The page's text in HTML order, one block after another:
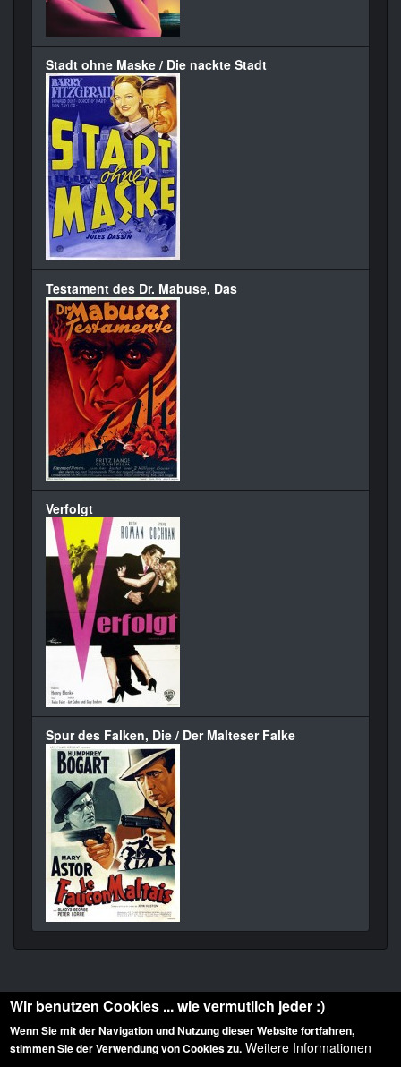
Stadt ohne Maske / Die nackte Stadt
Testament des Dr. Mabuse, Das
Verfolgt
Spur des Falken, Die / Der Malteser Falke
Diese Website ist urheberrechtlich geschützt: © 2010-2026 der Film Noir de. Alle
Wir benutzen Cookies ... wie vermutlich jeder :)
Wenn Sie mit der Navigation und Nutzung dieser Website fortfahren,
stimmen Sie der Verwendung von Cookies zu. Weitere Informationen